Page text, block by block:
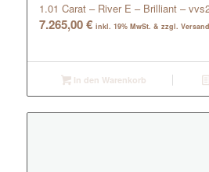
1.01 Carat – River E – Brilliant –
7.265,00€ inkl. 19% MwSt. & zzgl.
In den Warenkorb